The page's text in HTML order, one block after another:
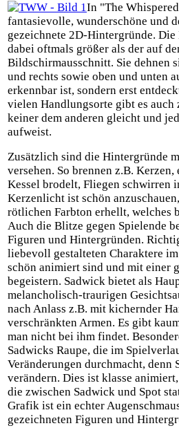
In "The
fantasievolle, wunderschöne und
gezeichnete 2D-Hintergründe.
dabei oftmals größer als der auf
Bildschirmausschnitt. Sie dehnen
und rechts sowie oben und unten
erkennbar ist, sondern erst
vielen Handlungsorte gibt es
keiner dem anderen gleicht und
aufweist.
Zusätzlich sind die Hintergründe
versehen. So brennen z.B.
Kessel brodelt, Fliegen schwirren
Kerzenlicht ist schön
rötlichen Farbton erhellt, welches
Auch die Blitze gegen Spielende
Figuren und Hintergründen.
liebevoll gestalteten Charaktere
schön animiert sind und mit einer
begeistern. Sadwick bietet als
melancholisch-traurigen
nach Anlass z.B. mit kichernder
verschränkten Armen. Es gibt
man nicht bei ihm findet.
Sadwicks Raupe, die im
Veränderungen durchmacht, denn
verändern. Dies ist klasse
die zwischen Sadwick und Spot
Grafik ist ein echter
gezeichneten Figuren und